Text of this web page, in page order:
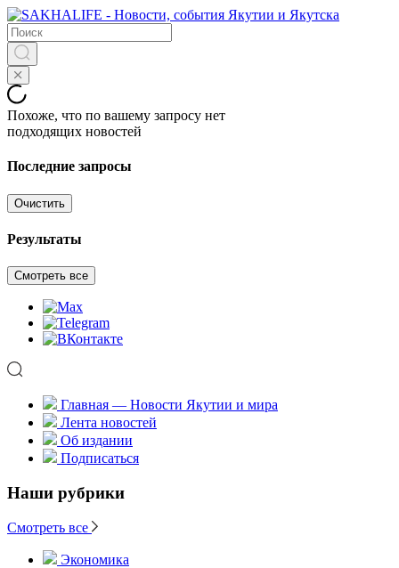
Похоже, что по вашему запросу нет
подходящих новостей
Последние запросы
Очистить
Результаты
Смотреть все
Главная — Новости Якутии и мира
Лента новостей
Об издании
Подписаться
Наши рубрики
Смотреть все
Экономика